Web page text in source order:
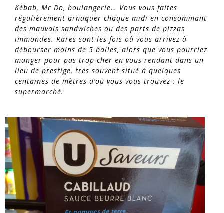
Kébab, Mc Do, boulangerie… Vous vous faites
régulièrement arnaquer chaque midi en consommant
des mauvais sandwiches ou des parts de pizzas
immondes. Rares sont les fois où vous arrivez à
débourser moins de 5 balles, alors que vous pourriez
manger pour pas trop cher en vous rendant dans un
lieu de prestige, très souvent situé à quelques
centaines de mètres d’où vous vous trouvez : le
supermarché.